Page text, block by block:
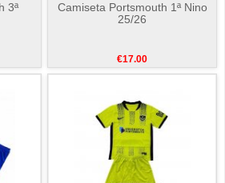
3ª
Camiseta Portsmouth 1ª Nino
25/26
€17.00